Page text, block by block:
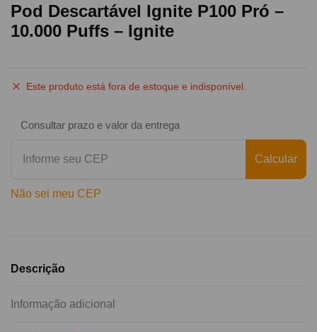
Pod Descartável Ignite P100 Pró –
10.000 Puffs – Ignite
Este produto está fora de estoque e indisponível.
Consultar prazo e valor da entrega
Calcular
Não sei meu CEP
Descrição
Informação adicional